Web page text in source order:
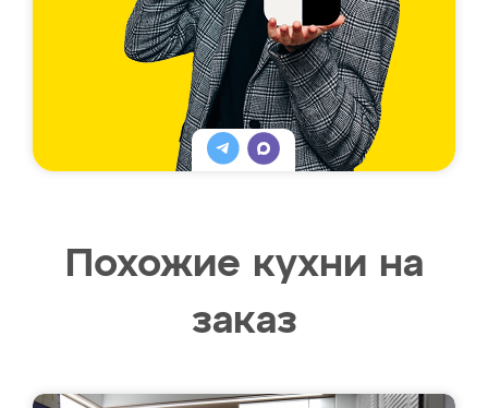
Похожие кухни на
заказ